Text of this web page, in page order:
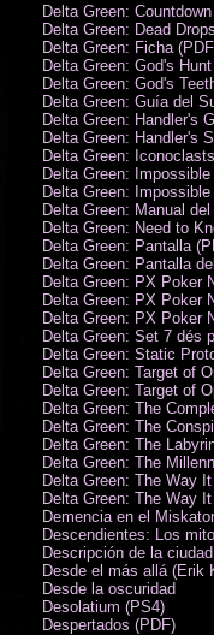
Delta Green: Countdown
Delta Green: Dead
Delta Green: Ficha
Delta Green: God's Hunt
Delta Green: God's
Delta Green: Guía del
Delta Green: Handler's
Delta Green: Handler's
Delta Green: Iconoclasts
Delta Green:
Delta Green:
Delta Green: Manual
Delta Green: Need to
Delta Green: Pantalla
Delta Green: Pantalla
Delta Green: PX Poker
Delta Green: PX Poker
Delta Green: PX Poker
Delta Green: Set 7 dés
Delta Green: Static
Delta Green: Target of
Delta Green: Target of
Delta Green: The
Delta Green: The
Delta Green: The
Delta Green: The
Delta Green: The Way
Delta Green: The Way It
Demencia en el
Descendientes: Los
Descripción de la
Desde el más allá (Erik
Desde la oscuridad
Desolatium (PS4)
Despertados (PDF)